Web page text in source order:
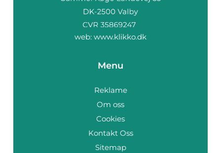
web: www.klikko.dk
Menu
Reklame
Om oss
Cookies
Kontakt Oss
Sitemap